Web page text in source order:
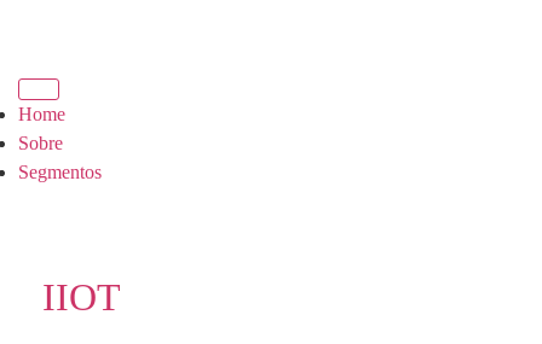
Home
Sobre
Segmentos
IIOT